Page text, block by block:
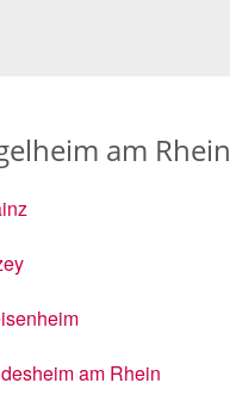
am Rhein
am Rhein